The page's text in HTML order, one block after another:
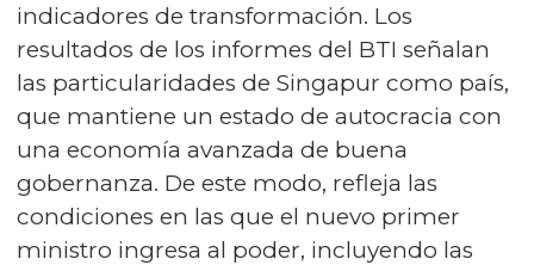
indicadores de transformación. Los
resultados de los informes del BTI señalan
las particularidades de Singapur como país,
que mantiene un estado de autocracia con
una economía avanzada de buena
gobernanza. De este modo, refleja las
condiciones en las que el nuevo primer
ministro ingresa al poder, incluyendo las